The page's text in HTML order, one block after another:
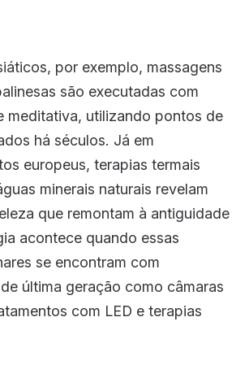
por exemplo, massagens
são executadas com
meditativa, utilizando pontos de
há séculos. Já em
europeus, terapias termais
minerais naturais revelam
que remontam à antiguidade
acontece quando essas
se encontram com
última geração como câmaras
com LED e terapias